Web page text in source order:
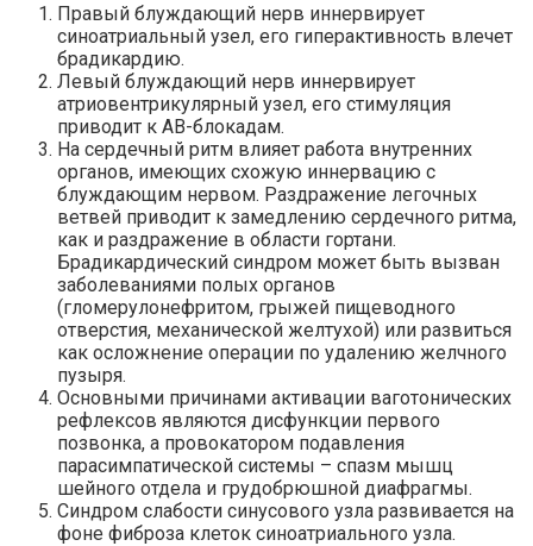
Правый блуждающий нерв иннервирует
синоатриальный узел, его гиперактивность влечет
брадикардию.
Левый блуждающий нерв иннервирует
атриовентрикулярный узел, его стимуляция
приводит к АВ-блокадам.
На сердечный ритм влияет работа внутренних
органов, имеющих схожую иннервацию с
блуждающим нервом. Раздражение легочных
ветвей приводит к замедлению сердечного ритма,
как и раздражение в области гортани.
Брадикардический синдром может быть вызван
заболеваниями полых органов
(гломерулонефритом, грыжей пищеводного
отверстия, механической желтухой) или развиться
как осложнение операции по удалению желчного
пузыря.
Основными причинами активации ваготонических
рефлексов являются дисфункции первого
позвонка, а провокатором подавления
парасимпатической системы – спазм мышц
шейного отдела и грудобрюшной диафрагмы.
Синдром слабости синусового узла развивается на
фоне фиброза клеток синоатриального узла.